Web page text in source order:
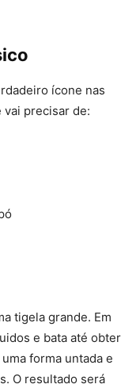
ícone nas
vai precisar de:
tigela grande. Em
e bata até obter
forma untada e
O resultado será